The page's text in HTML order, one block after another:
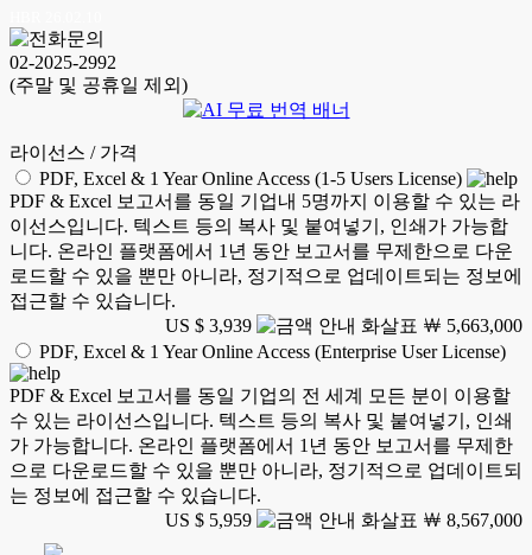
02-2025-2992
(주말 및 공휴일 제외)
라이선스 / 가격
PDF, Excel & 1 Year Online Access (1-5 Users License)
PDF & Excel 보고서를 동일 기업내 5명까지 이용할 수 있는 라
이선스입니다. 텍스트 등의 복사 및 붙여넣기, 인쇄가 가능합
니다. 온라인 플랫폼에서 1년 동안 보고서를 무제한으로 다운
로드할 수 있을 뿐만 아니라, 정기적으로 업데이트되는 정보에
접근할 수 있습니다.
US $ 3,939
￦ 5,663,000
PDF, Excel & 1 Year Online Access (Enterprise User License)
PDF & Excel 보고서를 동일 기업의 전 세계 모든 분이 이용할
수 있는 라이선스입니다. 텍스트 등의 복사 및 붙여넣기, 인쇄
가 가능합니다. 온라인 플랫폼에서 1년 동안 보고서를 무제한
으로 다운로드할 수 있을 뿐만 아니라, 정기적으로 업데이트되
는 정보에 접근할 수 있습니다.
US $ 5,959
￦ 8,567,000